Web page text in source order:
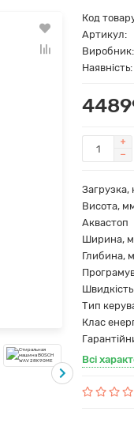
Код
Артикул:
Виробник:
Наявність:
Загрузка,
Висота,
Аквастоп
Ширина,
Глибина,
Тип
Клас
Всі